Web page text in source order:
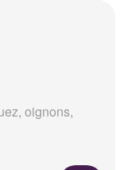
oignons,